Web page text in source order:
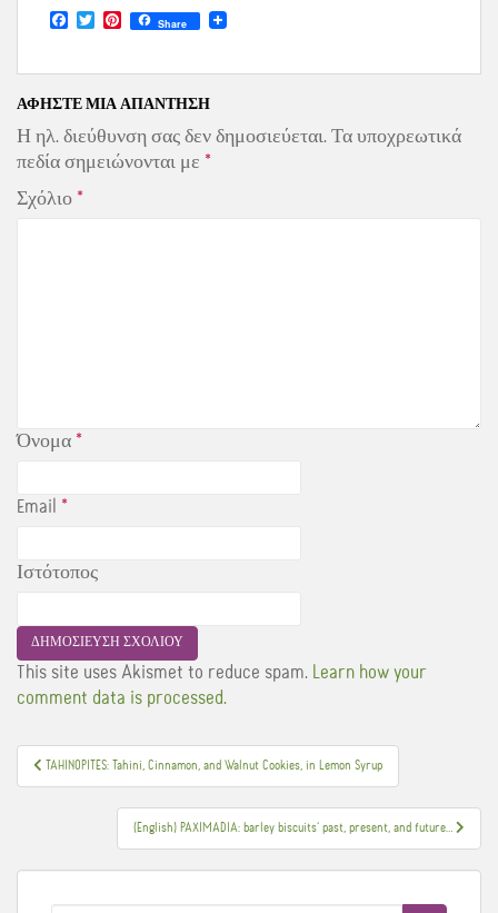
a
e
o
o
k
T
w
t
e
r
P
t
r
s
t
Share
ΑΦΉΣΤΕ ΜΙΑ ΑΠΆΝΤΗΣΗ
Η ηλ. διεύθυνση σας δεν δημοσιεύεται. Τα υποχρεωτικά
πεδία σημειώνονται με *
Σχόλιο *
Όνομα *
Email *
Ιστότοπος
This site uses Akismet to reduce spam. Learn how your
comment data is processed.
Πλοήγηση
άρθρων
TAHINOPITES: Tahini, Cinnamon, and Walnut Cookies, in Lemon Syrup
(English) PAXIMADIA: barley biscuits’ past, present, and future…